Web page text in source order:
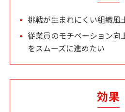
挑戦が生まれにくい組織風
従業員のモチベーション向
をスムーズに進めたい
効果